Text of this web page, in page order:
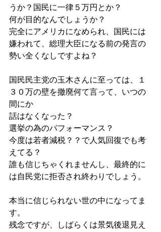
うか？国民に一律５万円とか？
何が目的なんでしょうか？
完全にアメリカになめられ、国民には
嫌われて、総理大臣になる前の発言の
勢い全くなしですよね？
国民民主党の玉木さんに至っては、１
３０万の壁を撤廃何て言って、いつの
間にか
話はなくなった？
選挙の為のパフォーマンス？
今度は若者減税？？で人気回復でも考
えてる？
誰も信じちゃくれませんし、最終的に
は自民党に拒否され終わりでしょう。
本当に信じられない世の中になってま
す。
残念ですが、しばらくは景気後退見え